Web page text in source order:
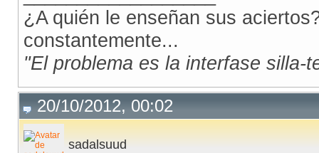
¿A quién le enseñan sus
constantemente...
"El problema es la interfase silla-
20/10/2012, 00:02
sadalsuud